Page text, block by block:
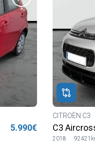
5.990€
CITROËN C3
C3
2018